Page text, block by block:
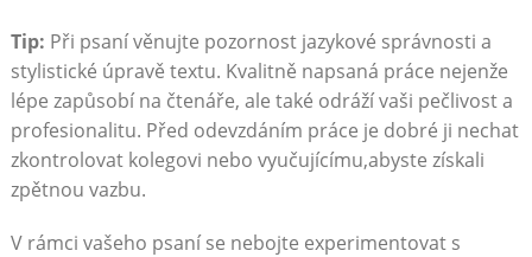
Tip: Při psaní věnujte⁤ pozornost jazykové správnosti a
stylistické úpravě textu. ⁣Kvalitně napsaná⁤ práce ⁤nejenže
lépe zapůsobí na čtenáře,⁢ ale také odráží vaši pečlivost a‍
profesionalitu. Před odevzdáním práce je dobré ji nechat
⁤zkontrolovat kolegovi nebo vyučujícímu,abyste ​získali
zpětnou vazbu.
V rámci vašeho psaní se nebojte experimentovat‌ s